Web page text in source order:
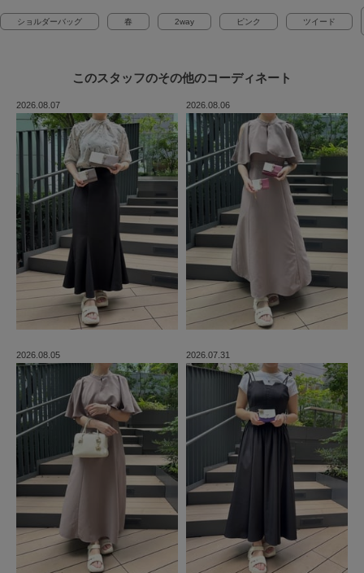
ショルダーバッグ 春 2way ピンク ツイード
このスタッフのその他のコーディネート
2026.08.07 2026.08.06
2026.08.05 2026.07.31